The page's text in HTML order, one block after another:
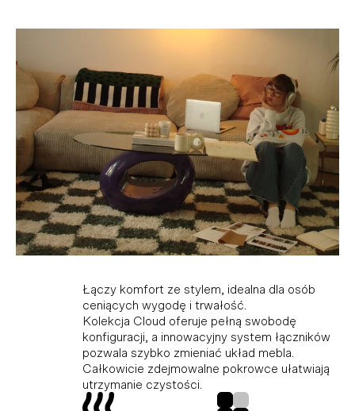
Łączy komfort ze stylem, idealna dla osób
ceniących wygodę i trwałość.
Kolekcja Cloud oferuje pełną swobodę
konfiguracji, a innowacyjny system łączników
pozwala szybko zmieniać układ mebla.
Całkowicie zdejmowalne pokrowce ułatwiają
utrzymanie czystości.
którzy cenią wygodę i trwałość. Dzięki
modułowej konstrukcji i innowacyjnemu
systemowi łączników, Hug umożliwia dowolną
konfigurację i łatwą zmianę układu bez użycia
narzędzi.
TOP Z OWATY PIANKA HR35
dopasowuje się do różnych przestrzeni,
ciesząc miłośników minimalistycznego stylu i
funkcjonalności. Wykonana z wysokiej jakości
materiałów, gwarantujących trwałość i
elegancję. Dodatkowo, kolekcja Slay jest
wyposażona w piankę premium, zapewniającą
wyjątkowy komfort.